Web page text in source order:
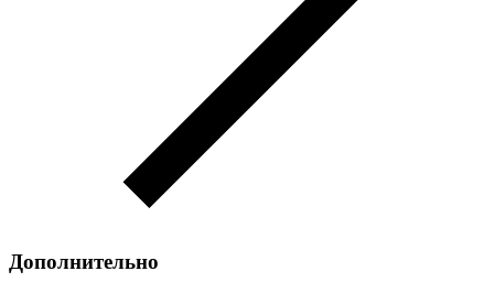
Дополнительно